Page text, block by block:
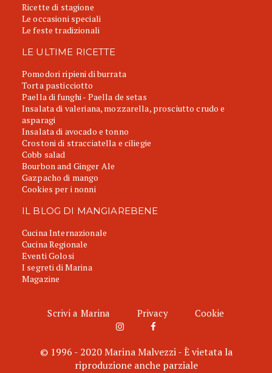
Ricette di stagione
Le occasioni speciali
Le feste tradizionali
LE ULTIME RICETTE
Pomodori ripieni di burrata
Torta pasticciotto
Paella di funghi - Paella de setas
Insalata di valeriana, mozzarella, prosciutto crudo e
asparagi
Insalata di avocado e tonno
Crostoni di stracciatella e ciliegie
Cobb salad
Bourbon and Ginger Ale
Gazpacho di mango
Cookies per i nonni
IL BLOG DI MANGIAREBENE
Cucina Internazionale
Cucina Regionale
Eventi Golosi
I segreti di Marina
Magazine
Scrivi a Marina Privacy Cookie
© 1996 - 2020 Marina Malvezzi - È vietata la
riproduzione anche parziale